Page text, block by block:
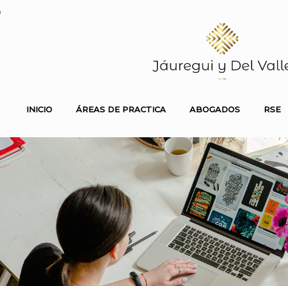
INICIO ÁREAS DE PRACTICA ABOGADOS RSE